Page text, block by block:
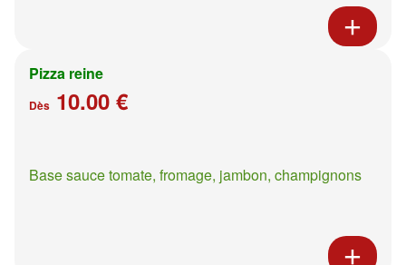
Pizza reine
Dès 10.00 €
Base sauce tomate, fromage, jambon, champignons